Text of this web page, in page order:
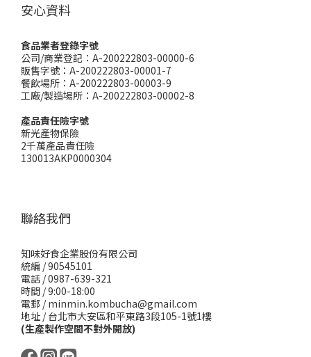
安心資料
食品業者登錄字號
公司/商業登記：A-200222803-00000-6
販售字號：A-200222803-00001-7
餐飲場所：A-200222803-00003-9
工廠/製造場所：A-200222803-00002-8
產品責任險字號
新光產物保險
2千萬產品責任險
130013AKP0000304
聯絡我們
知味好食企業股份有限公司
統編 / 90545101
電話 / 0987-639-321
時間 / 9:00-18:00
電郵 / minmin.kombucha@gmail.com
地址 / 台北市大安區和平東路3段105-1號1樓
(生產製作空間不對外開放)